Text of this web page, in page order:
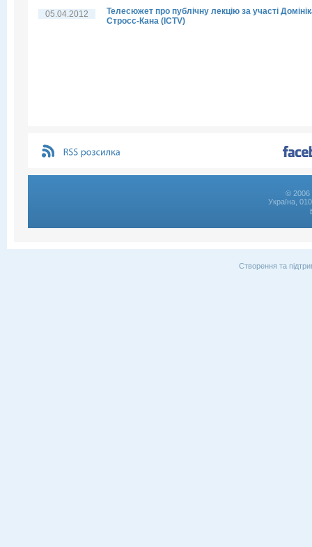
05.04.2012
Телесюжет про публічну лекцію за участі
Стросс-Кана (ICTV)
© 2006
Україна,
Створення та